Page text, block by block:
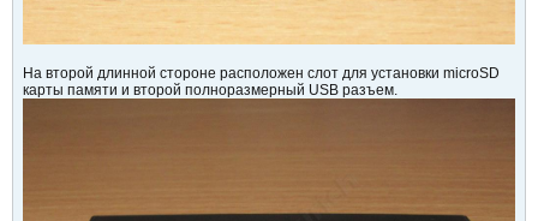
На второй длинной стороне расположен слот для установки microSD
карты памяти и второй полноразмерный USB разъем.